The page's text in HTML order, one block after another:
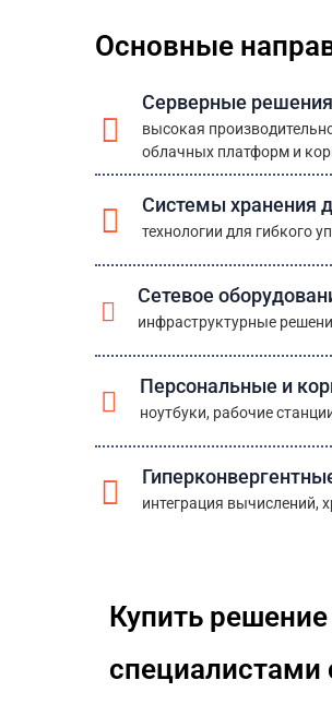
Основные
Серверные решения
высокая
облачных платформ и
Системы хранения
технологии для гибкого
Сетевое
инфраструктурные
Персональные и
ноутбуки, рабочие
интеграция вычислений,
Купить